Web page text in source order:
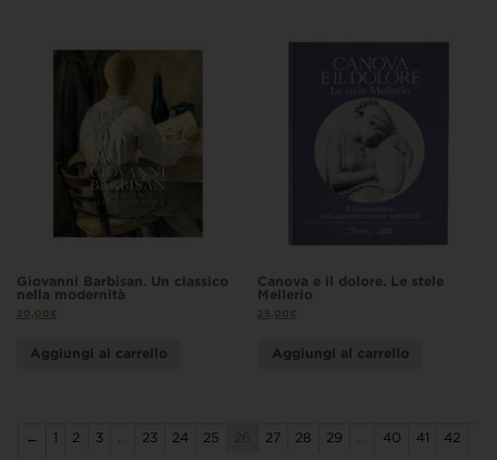
Giovanni Barbisan. Un classico
nella modernità
20,00€
Aggiungi al carrello
Canova e il dolore. Le stele
Mellerio
25,00€
Aggiungi al carrello
← 1 2 3 … 23 24 25 27 28 29 … 40 41
42